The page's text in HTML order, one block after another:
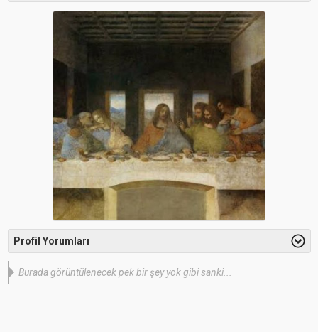
Profil Yorumları
Burada görüntülenecek pek bir şey yok gibi sanki...